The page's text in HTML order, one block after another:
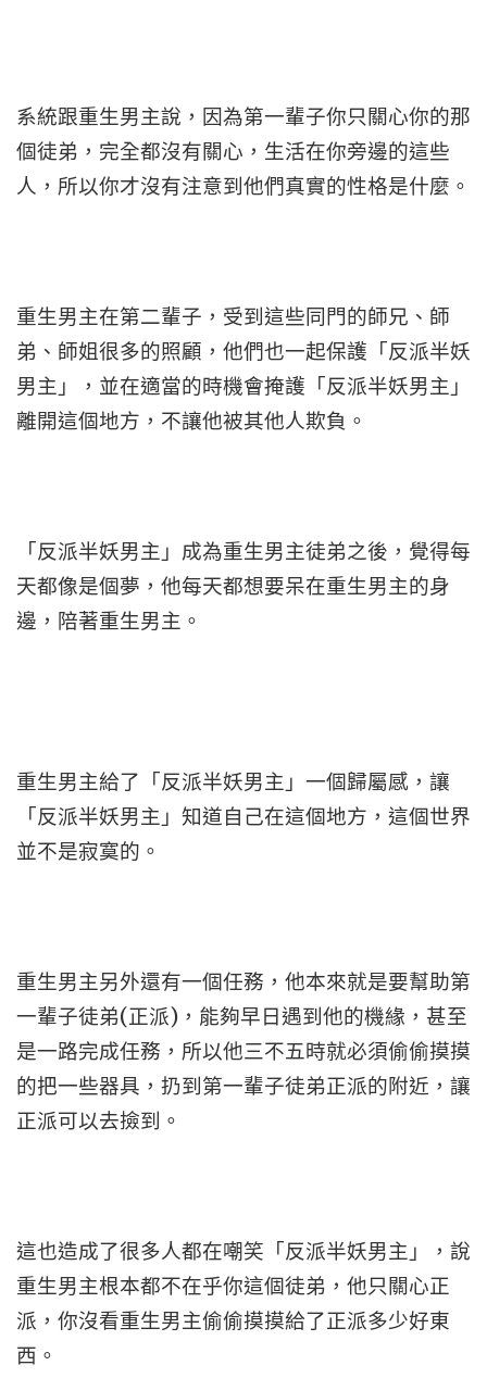
系統跟重生男主說，因為第一輩子你只關心你的那
個徒弟，完全都沒有關心，生活在你旁邊的這些
人，所以你才沒有注意到他們真實的性格是什麼。
重生男主在第二輩子，受到這些同門的師兄、師
弟、師姐很多的照顧，他們也一起保護「反派半妖
男主」，並在適當的時機會掩護「反派半妖男主」
離開這個地方，不讓他被其他人欺負。
「反派半妖男主」成為重生男主徒弟之後，覺得每
天都像是個夢，他每天都想要呆在重生男主的身
邊，陪著重生男主。
重生男主給了「反派半妖男主」一個歸屬感，讓
「反派半妖男主」知道自己在這個地方，這個世界
並不是寂寞的。
重生男主另外還有一個任務，他本來就是要幫助第
一輩子徒弟(正派)，能夠早日遇到他的機緣，甚至
是一路完成任務，所以他三不五時就必須偷偷摸摸
的把一些器具，扔到第一輩子徒弟正派的附近，讓
正派可以去撿到。
這也造成了很多人都在嘲笑「反派半妖男主」，說
重生男主根本都不在乎你這個徒弟，他只關心正
派，你沒看重生男主偷偷摸摸給了正派多少好東
西。